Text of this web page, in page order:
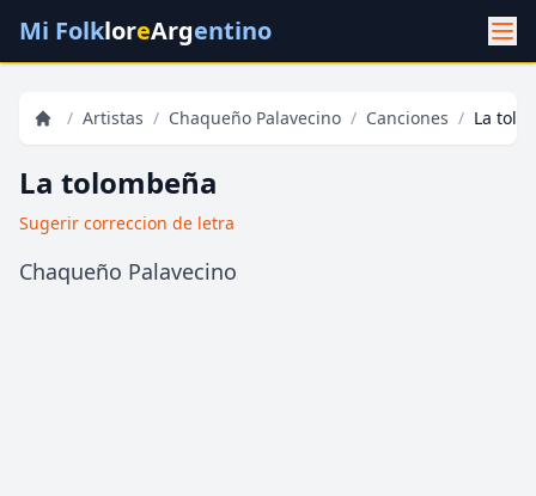
Mi FolkloreArgentino
/ Artistas / Chaqueño Palavecino / Canciones / La
La tolombeña
Sugerir correccion de letra
Chaqueño Palavecino